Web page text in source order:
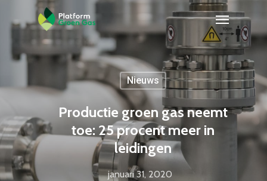
Nieuws
Productie groen gas neemt
toe: 25 procent meer in
leidingen
januari 31, 2020